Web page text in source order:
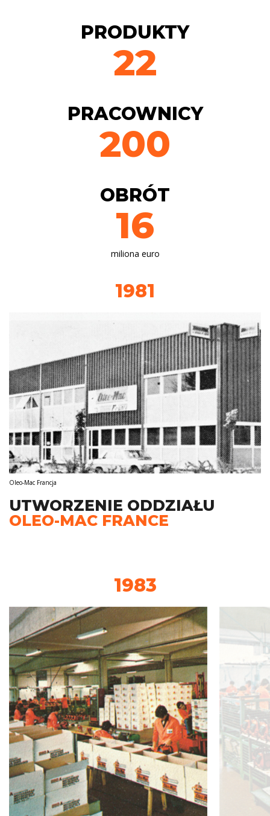
PRODUKTY
22
PRACOWNICY
200
OBRÓT
16
miliona euro
1981
Oleo-Mac Francja
UTWORZENIE ODDZIAŁU
OLEO-MAC FRANCE
1983